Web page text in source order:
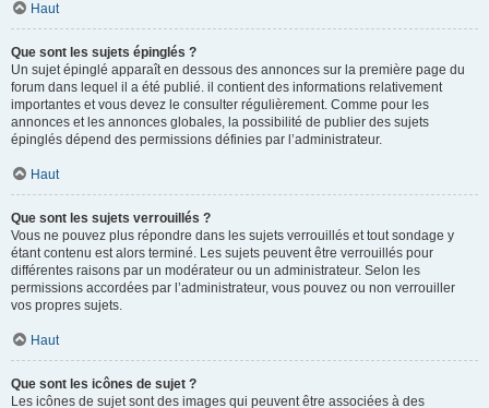
Haut
Que sont les sujets épinglés ?
Un sujet épinglé apparaît en dessous des annonces sur la première page du
forum dans lequel il a été publié. il contient des informations relativement
importantes et vous devez le consulter régulièrement. Comme pour les
annonces et les annonces globales, la possibilité de publier des sujets
épinglés dépend des permissions définies par l’administrateur.
Haut
Que sont les sujets verrouillés ?
Vous ne pouvez plus répondre dans les sujets verrouillés et tout sondage y
étant contenu est alors terminé. Les sujets peuvent être verrouillés pour
différentes raisons par un modérateur ou un administrateur. Selon les
permissions accordées par l’administrateur, vous pouvez ou non verrouiller
vos propres sujets.
Haut
Que sont les icônes de sujet ?
Les icônes de sujet sont des images qui peuvent être associées à des